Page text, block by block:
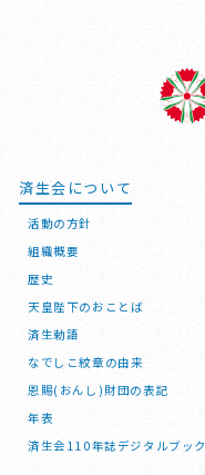
済生会について
活動の方針
組織概要
歴史
天皇陛下のおことば
済生勅語
なでしこ紋章の由来
恩賜(おんし)財団の表記
年表
済生会110年誌デジタルブック